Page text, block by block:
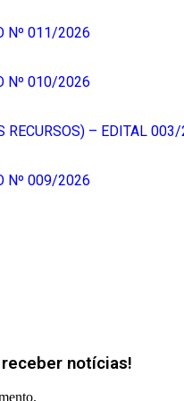
Nº 011/2026
Nº 010/2026
RECURSOS) – EDITAL
Nº 009/2026
notícias!